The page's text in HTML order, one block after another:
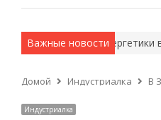
Важные новости
методы. Енергетики
Домой Индустриалка В
Индустриалка